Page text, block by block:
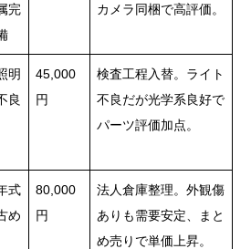
完
カメラ同梱で高評価。
明
良
45,000
円
検査工程入替。ライト
不良だが光学系良好で
パーツ評価加点。
式
め
80,000
円
法人倉庫整理。外観傷
ありも需要安定、まと
め売りで単価上昇。